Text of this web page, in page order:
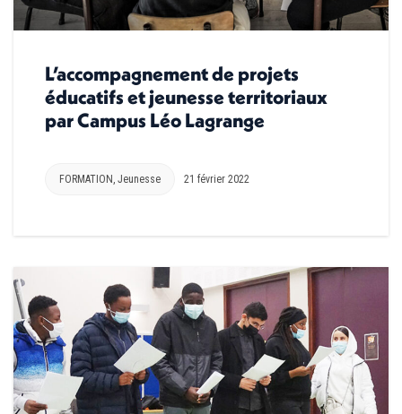
L’accompagnement de projets
éducatifs et jeunesse territoriaux
par Campus Léo Lagrange
FORMATION , Jeunesse 21 février 2022